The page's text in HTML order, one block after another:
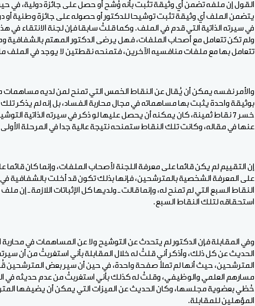
القول إن ملفه تضمن أي وثيقة تثبت بأنه وُشّح أو حصل على جائزة دولية، في
يتضمن الملف أي وثيقة تثبت توشيحا للدكتور أو حصوله على جائزة وطنية أو
في سيرته الذاتية التي قدم في الملف. وكما قلتُ سابقا فإن لجنة الانتقاء
ولم تكن تتعامل مع أصحاب الملفات، فهل يرضى الدكتور المهتم بالشفافية
تتعامل بها مع ملفات منافسيه الآخرين، فتمنحه نقطتين لا يوجد في الملف
والأمر نفسه يمكن أن يُقال عن النقاط الخمس التي تمنح لمن لديه مساهمات
بوثيقة واحدة يثبت بها مساهماته في مجال محاربة الفساد، بل إنه لم يذكر
خسر 7 نقاط ثمينة، كان يمكنه أن يحصل عليها لو ذكر في سيرته الذاتية
عنها في مقاله، وكانت تلك النقاط ستمنحه نتيجة عالية جدا في المرحلة الأولى
إن التقييم لم يكن قائما على معرفة اللجنة لأصحاب الملفات، وإنما كان
على المعرفة الشخصية بالمترشحين، فإنها بذلك تكون قد أخلت بالشفافية في
النقاط السبع التي لم تمنح له، وإنما قالت ـ ولديها كل الإثباتات اللازمة ـ إن
استحقاقه لتلك النقاط السبع.
وفي المقابلة فإن الدكتور لم يتحدث عن التوشيح ولا عن المساهمات في
الحديث عن كل ذلك، وأذكر أني قلتُ له خلال المقابلة بأني استغربتُ من أن
المترشحين، حيث أنها لم تملأ صفحة واحدة، في حين أن سير بعض
مسارهم العلمي والوظيفي، وقلتُ له كذلك بأني استغربتُ من عدم حديثه في
حُظي بعضوية مجلسها، وكان الحديث عن الميزات التي يمكن أن يضيفها
المؤهلين للمقابلة.